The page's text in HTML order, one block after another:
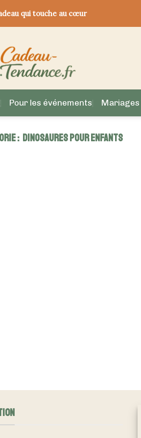
qui touche au cœur
Pour les événements Mariages
DINOSAURES POUR ENFANTS